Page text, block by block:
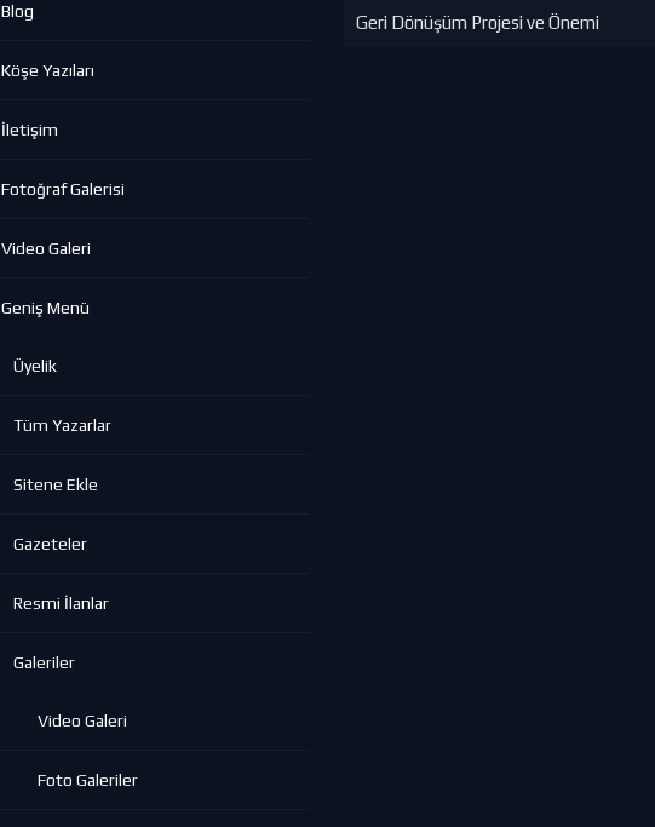
Blog
Köşe Yazıları
İletişim
Fotoğraf Galerisi
Video Galeri
Geniş Menü
Üyelik
Tüm Yazarlar
Sitene Ekle
Gazeteler
Resmi İlanlar
Galeriler
Video Galeri
Foto Galeriler
Geri Dönüşüm Projesi ve Önemi